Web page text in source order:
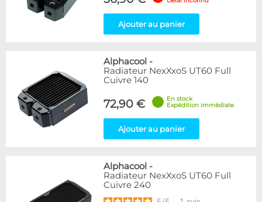
Ajouter au panier
Alphacool -
Radiateur NexXxoS UT60 Full
Cuivre 140
72,90 €
En stock
Expédition immédiate
Ajouter au panier
Alphacool -
Radiateur NexXxoS UT60 Full
Cuivre 240